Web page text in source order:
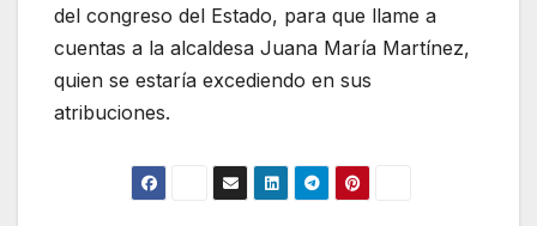
del congreso del Estado, para que llame a
cuentas a la alcaldesa Juana María Martínez,
quien se estaría excediendo en sus
atribuciones.